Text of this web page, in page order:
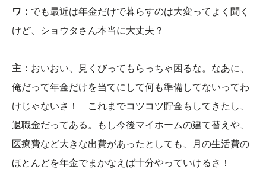
ワ： でも最近は年金だけで暮らすのは大変ってよく聞く
けど、ショウタさん本当に大丈夫？
主： おいおい、見くびってもらっちゃ困るな。なあに、
俺だって年金だけを当てにして何も準備してないってわ
けじゃないさ！ これまでコツコツ貯金もしてきたし、
退職金だってある。もし今後マイホームの建て替えや、
医療費など大きな出費があったとしても、月の生活費の
ほとんどを年金でまかなえば十分やっていけるさ！